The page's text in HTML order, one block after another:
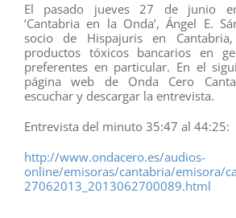
El pasado jueves 27 de junio
‘Cantabria en la Onda’, Ángel E.
socio de Hispajuris en
productos tóxicos bancarios en
preferentes en particular. En el
página web de Onda Cero
escuchar y descargar la entrevista.
Entrevista del minuto 35:47 al 44:25:
http://www.ondacero.es/audios-
online/emisoras/cantabria/emisora/
27062013_2013062700089.html